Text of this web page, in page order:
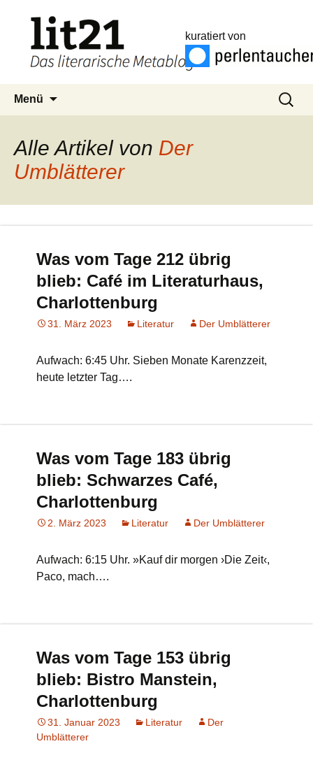
kuratiert von
Menü
Suchen
nach:
Alle Artikel von Der
Umblätterer
Was vom Tage 212 übrig
blieb: Café im Literaturhaus,
Charlottenburg
31. März 2023 Literatur Der Umblätterer
Aufwach: 6:45 Uhr. Sieben Monate Karenzzeit,
heute letzter Tag….
Was vom Tage 183 übrig
blieb: Schwarzes Café,
Charlottenburg
2. März 2023 Literatur Der Umblätterer
Aufwach: 6:15 Uhr. »Kauf dir morgen ›Die Zeit‹,
Paco, mach….
Was vom Tage 153 übrig
blieb: Bistro Manstein,
Charlottenburg
31. Januar 2023 Literatur
Der
Umblätterer